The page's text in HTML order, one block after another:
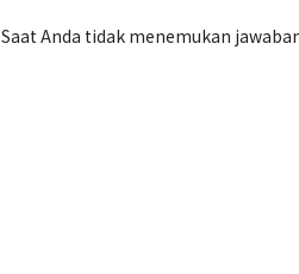
Saat Anda tidak menemukan